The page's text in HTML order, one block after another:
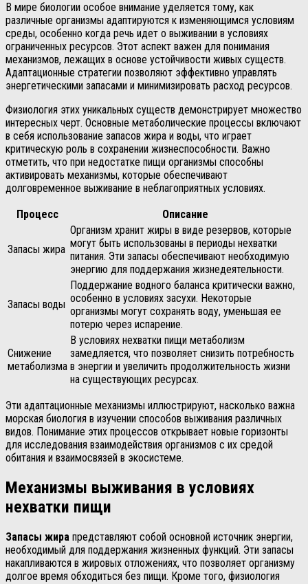
В мире биологии особое внимание уделяется тому, как
различные организмы адаптируются к изменяющимся условиям
среды, особенно когда речь идет о выживании в условиях
ограниченных ресурсов. Этот аспект важен для понимания
механизмов, лежащих в основе устойчивости живых существ.
Адаптационные стратегии позволяют эффективно управлять
энергетическими запасами и минимизировать расход ресурсов.
Физиология этих уникальных существ демонстрирует множество
интересных черт. Основные метаболические процессы включают
в себя использование запасов жира и воды, что играет
критическую роль в сохранении жизнеспособности. Важно
отметить, что при недостатке пищи организмы способны
активировать механизмы, которые обеспечивают
долговременное выживание в неблагоприятных условиях.
Процесс
Описание
Запасы жира
Организм хранит жиры в виде резервов, которые
могут быть использованы в периоды нехватки
питания. Эти запасы обеспечивают необходимую
энергию для поддержания жизнедеятельности.
Запасы воды
Поддержание водного баланса критически важно,
особенно в условиях засухи. Некоторые
организмы могут сохранять воду, уменьшая ее
потерю через испарение.
Снижение
метаболизма
В условиях нехватки пищи метаболизм
замедляется, что позволяет снизить потребность
в энергии и увеличить продолжительность жизни
на существующих ресурсах.
Эти адаптационные механизмы иллюстрируют, насколько важна
морская биология в изучении способов выживания различных
видов. Понимание этих процессов открывает новые горизонты
для исследования взаимодействия организмов с их средой
обитания и взаимосвязей в экосистеме.
Механизмы выживания в условиях
нехватки пищи
Запасы жира представляют собой основной источник энергии,
необходимый для поддержания жизненных функций. Эти запасы
накапливаются в жировых отложениях, что позволяет организму
долгое время обходиться без пищи. Кроме того, физиология